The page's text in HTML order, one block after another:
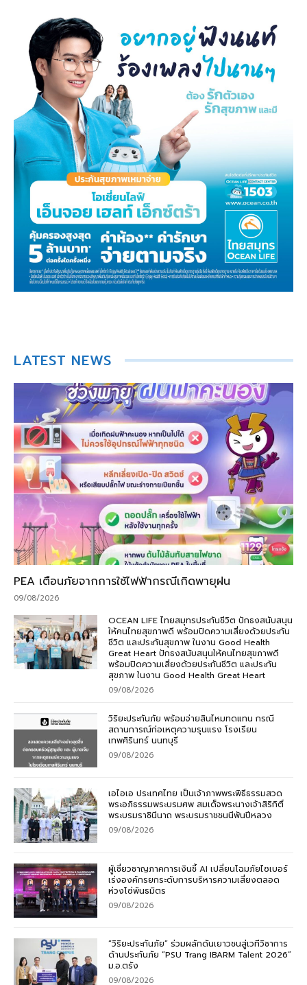
LATEST NEWS
PEA เตือนภัยจากการใช้ไฟฟ้ากรณีเกิดพายุฝน
09/08/2026
OCEAN LIFE ไทยสมุทรประกันชีวิต ปักธงสนับสนุน
ให้คนไทยสุขภาพดี พร้อมปิดความเสี่ยงด้วยประกัน
ชีวิต และประกันสุขภาพ ในงาน Good Health
Great Heart ปักธงสนับสนุนให้คนไทยสุขภาพดี
พร้อมปิดความเสี่ยงด้วยประกันชีวิต และประกัน
สุขภาพ ในงาน Good Health Great Heart
09/08/2026
วิริยะประกันภัย พร้อมจ่ายสินไหมทดแทน กรณี
สถานการณ์ก่อเหตุความรุนแรง โรงเรียน
เทพศิรินทร์ นนทบุรี
09/08/2026
เอไอเอ ประเทศไทย เป็นเจ้าภาพพระพิธีธรรมสวด
พระอภิธรรมพระบรมศพ สมเด็จพระนางเจ้าสิริกิติ์
พระบรมราชินีนาถ พระบรมราชชนนีพันปีหลวง
09/08/2026
ผู้เชี่ยวชาญภาคการเงินชี้ AI เปลี่ยนโฉมภัยไซเบอร์
เร่งองค์กรยกระดับการบริหารความเสี่ยงตลอด
ห่วงโซ่พันธมิตร
09/08/2026
“วิริยะประกันภัย” ร่วมผลักดันเยาวชนสู่เวทีวิชาการ
ด้านประกันภัย “PSU Trang IBARM Talent 2026”
ม.อ.ตรัง
09/08/2026